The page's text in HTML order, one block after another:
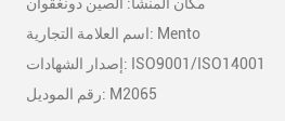
اسم العلامة التجارية: Mento
إصدار الشهادات: ISO9001/ISO14001
رقم الموديل: M2065